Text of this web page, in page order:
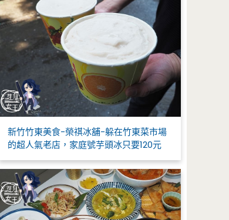
新竹竹東美食-榮祺冰舖-躲在竹東菜市場
的超人氣老店，家庭號芋頭冰只要120元